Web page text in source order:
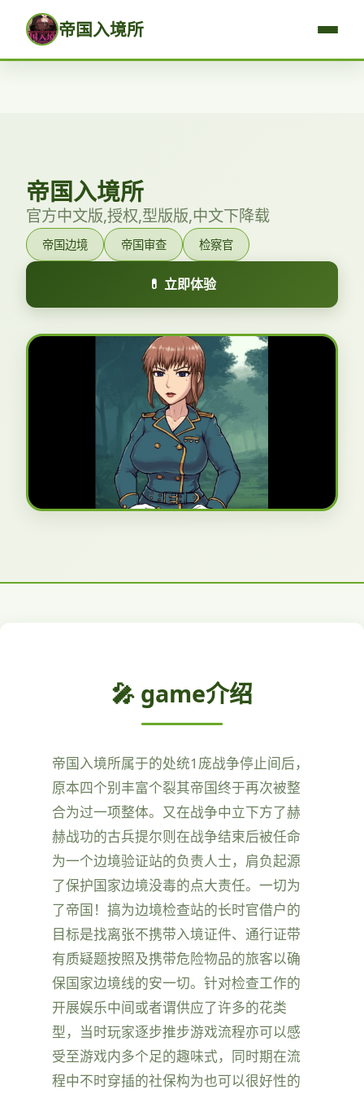
帝国入境所
帝国入境所
官方中文版,授权,型版版,中文下降载
帝国边境 帝国审查 检察官
💊 立即体验
🎤 game介绍
帝国入境所属于的处统1庞战争停止间后，
原本四个别丰富个裂其帝国终于再次被整
合为过一项整体。又在战争中立下方了赫
赫战功的古兵提尔则在战争结束后被任命
为一个边境验证站的负责人士，肩负起源
了保护国家边境没毒的点大责任。一切为
了帝国！搞为边境检查站的长时官借户的
目标是找离张不携带入境证件、通行证带
有质疑题按照及携带危险物品的旅客以确
保国家边境线的安一切。针对检查工作的
开展娱乐中间或者谓供应了许多的花类
型，当时玩家逐步推步游戏流程亦可以感
受至游戏内多个足的趣味式，同时期在流
程中不时穿插的社保构为也可以很好性的